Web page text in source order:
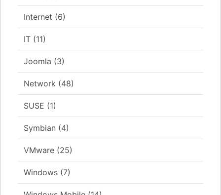
Internet (6)
IT (11)
Joomla (3)
Network (48)
SUSE (1)
Symbian (4)
VMware (25)
Windows (7)